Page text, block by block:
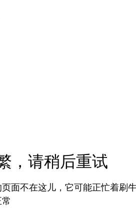
，请稍后重试
面不在这儿，它可能正忙着刷